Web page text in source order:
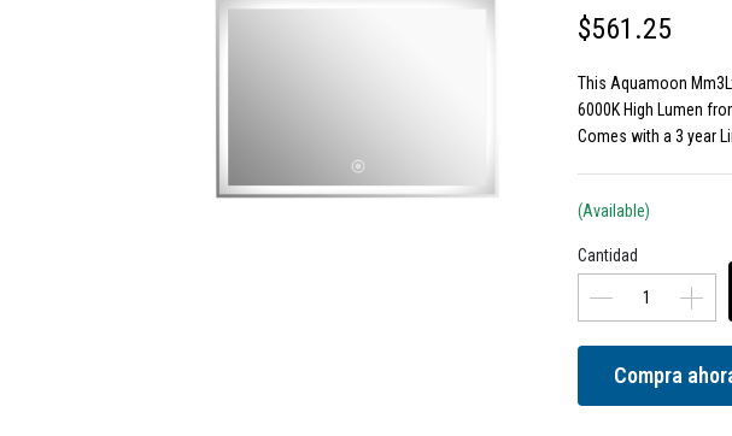
$561.25
This Aquamoon
6000K High Lumen
Comes with a 3 year
(Available)
Cantidad
Compra